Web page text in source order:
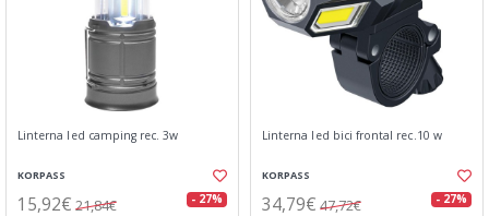
Linterna led camping rec. 3w
KORPASS
15,92€ 21,84€ - 27%
Linterna led bici frontal rec.10 w
KORPASS
34,79€ 47,72€ - 27%